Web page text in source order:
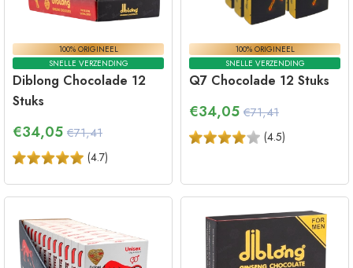
100% ORIGINEEL
SNELLE VERZENDING
Diblong Chocolade 12
Stuks
€34,05 €71,41
(4.7)
100% ORIGINEEL
SNELLE VERZENDING
Q7 Chocolade 12 Stuks
€34,05 €71,41
(4.5)